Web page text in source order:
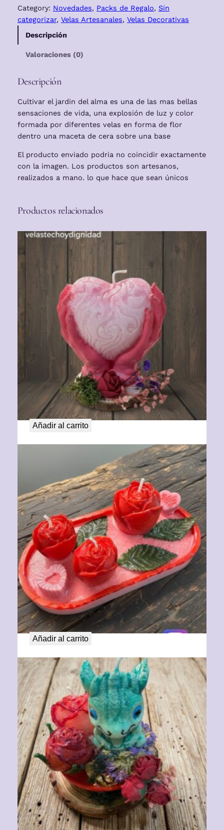
o
r
e
i
d
c
a
t
i
d
Category: Novedades, Packs de Regalo, Sin
categorizar, Velas Artesanales, Velas Decorativas
Descripción
Valoraciones (0)
Descripción
Cultivar el jardin del alma es una de las mas bellas
sensaciones de vida, una explosión de luz y color
formada por diferentes velas en forma de flor
dentro una maceta de cera sobre una base
El producto enviado podria no coincidir exactamente
con la imagen. Los productos son artesanos,
realizados a mano. lo que hace que sean únicos
Productos relacionados
Abraza tu corazón
21,00€
Añadir al carrito
Barco de Rosas con corazón
29,00€
Añadir al carrito
Drac de Sant Jordi